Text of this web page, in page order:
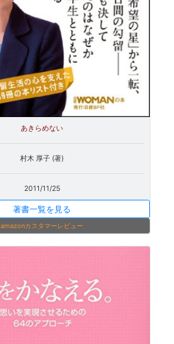
あきらめない
村木 厚子 (著)
2011/11/25
著書一覧を見る
amazonカスタマーレビュー